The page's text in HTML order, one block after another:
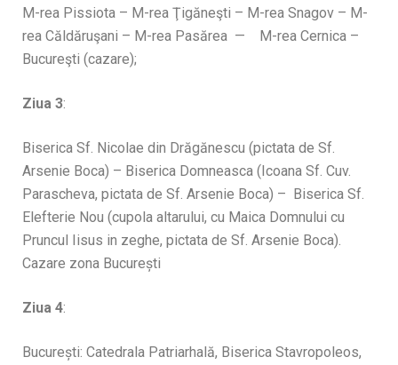
M-rea Pissiota – M-rea Ţigăneşti – M-rea Snagov – M-
rea Căldăruşani – M-rea Pasărea — M-rea Cernica –
Bucureşti (cazare);
Ziua 3:
Biserica Sf. Nicolae din Drăgănescu (pictata de Sf.
Arsenie Boca) – Biserica Domneasca (Icoana Sf. Cuv.
Parascheva, pictata de Sf. Arsenie Boca) – Biserica Sf.
Elefterie Nou (cupola altarului, cu Maica Domnului cu
Pruncul Iisus in zeghe, pictata de Sf. Arsenie Boca).
Cazare zona București
Ziua 4:
București: Catedrala Patriarhală, Biserica Stavropoleos,